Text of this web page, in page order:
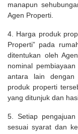
manapun
Agen Properti.
4. Harga produk
Properti” pada
ditentukan oleh
nominal
antara lain dengan
produk properti
yang ditunjuk dan
5. Setiap
sesuai syarat dan